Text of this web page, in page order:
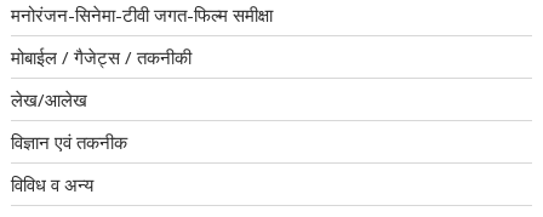
मनोरंजन-सिनेमा-टीवी जगत-फिल्म समीक्षा
मोबाईल / गैजेट्स / तकनीकी
लेख/आलेख
विज्ञान एवं तकनीक
विविध व अन्य